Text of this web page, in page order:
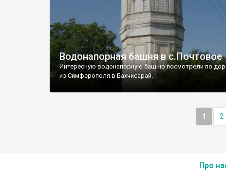
Водонапорная башня в с.Почтовое
Интересную водонапорную башню посмотрели по
из Симферополя в Бахчисарай.
1 2
Про